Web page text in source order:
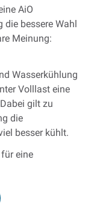
AiO
bessere Wahl
Meinung:
Wasserkühlung
Volllast eine
gilt zu
die
besser kühlt.
eine